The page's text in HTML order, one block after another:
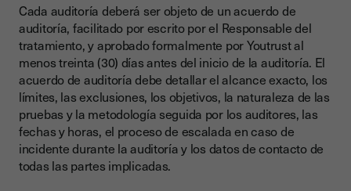
Cada auditoría deberá ser objeto de un acuerdo de
auditoría, facilitado por escrito por el Responsable del
tratamiento, y aprobado formalmente por Youtrust al
menos treinta (30) días antes del inicio de la auditoría. El
acuerdo de auditoría debe detallar el alcance exacto, los
límites, las exclusiones, los objetivos, la naturaleza de las
pruebas y la metodología seguida por los auditores, las
fechas y horas, el proceso de escalada en caso de
incidente durante la auditoría y los datos de contacto de
todas las partes implicadas.